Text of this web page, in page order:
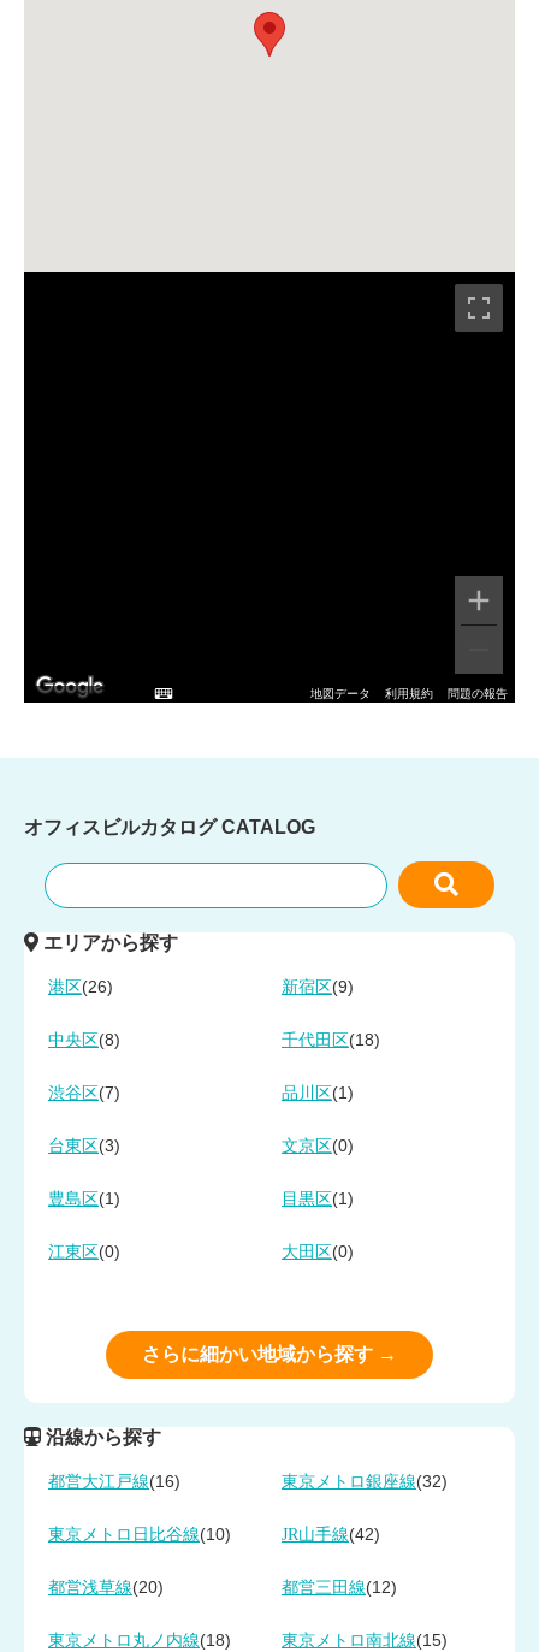
地図データ 利用規約 問題の報告
オフィスビルカタログCATALOG
エリアから探す
港区 (26) 新宿区 (9)
中央区 (8) 千代田区 (18)
渋谷区 (7) 品川区 (1)
台東区 (3) 文京区 (0)
豊島区 (1) 目黒区 (1)
江東区 (0) 大田区 (0)
さらに細かい地域から探す →
沿線から探す
都営大江戸線(16) 東京メトロ銀座線(32)
東京メトロ日比谷線(10) JR山手線(42)
都営浅草線(20) 都営三田線(12)
東京メトロ丸ノ内線(18) 東京メトロ南北線(15)